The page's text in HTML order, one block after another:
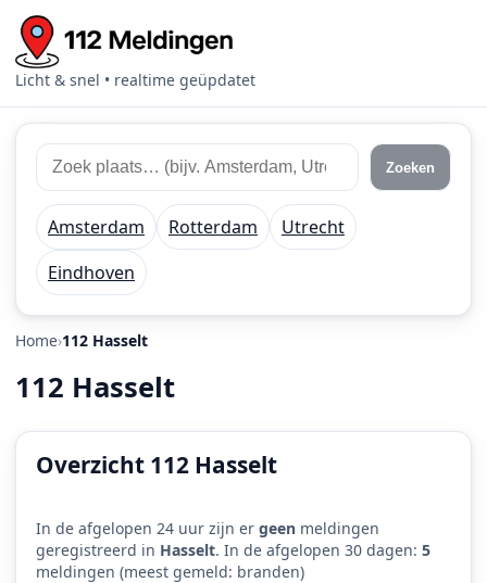
Licht & snel • realtime geüpdatet
Zoek
112
meldingen
Zoek
plaats
of
regio
Zoeken
Amsterdam Rotterdam
Utrecht
Eindhoven
Home 112 Hasselt
112 Hasselt
Overzicht 112 Hasselt
In de afgelopen 24 uur zijn er geen meldingen
geregistreerd in Hasselt. In de afgelopen 30 dagen: 5
meldingen (meest gemeld: branden)